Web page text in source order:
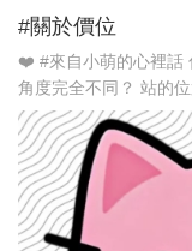
#關於價位
❤️ #來自小萌的心裡話
角度完全不同？ 站的位